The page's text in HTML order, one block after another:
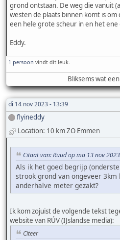
grond ontstaan. De weg die vanuit
westen de plaats binnen komt is
een hele grote scheur in en het
Eddy.
1 persoon vindt dit leuk.
Bliksems wat
di 14 nov 2023 - 13:39
flyineddy
Location: 10 km ZO Emmen
Citaat van: Ruud op ma 13 nov
Als ik het goed begrijp
strook grond van ongeveer
anderhalve meter gezakt?
Ik kom zojuist de volgende tekst
website van RÚV (IJslandse media):
Citeer